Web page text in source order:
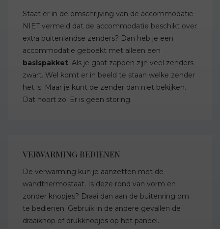
Staat er in de omschrijving van de accommodatie
NIET vermeld dat de accommodatie beschikt over
extra buitenlandse zenders? Dan heb je een
accommodatie geboekt met alleen een
basispakket. Als je gaat zappen zijn veel zenders
zwart. Wel komt er in beeld te staan welke zender
het is. Maar je kunt de zender dan niet bekijken.
Dat hoort zo. Er is geen storing.
VERWARMING BEDIENEN
De verwarming kun je aanzetten met de
wandthermostaat. Is deze rond van vorm en
zonder knopjes? Draai dan aan de buitenring om
te bedienen. Gebruik in de andere gevallen de
draaiknop of drukknopjes op het paneel.